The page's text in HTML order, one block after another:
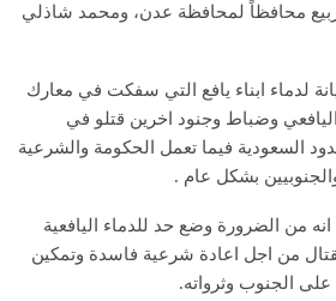
محافظاً لمحافظة عدن، ومحمد شاذلي
لدماء ابناء يافع التي سفكت في معارك
وضباط وجنود اخرين قتلو في
السعودية فيما تعمل الحكومة والشرعية
بشكل عام .
من الضرورة وضع حد للدماء اليافعية
من اجل اعادة شرعية فاسدة وتمكين
الجنوب وثرواته.